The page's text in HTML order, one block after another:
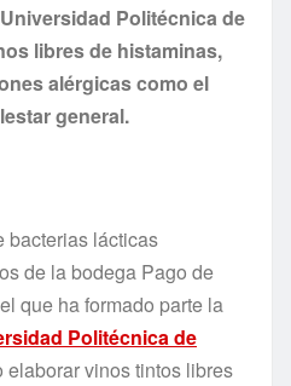
Politécnica de
libres de histaminas,
alérgicas como el
general.
bacterias lácticas
de la bodega Pago de
que ha formado parte la
Politécnica de
elaborar vinos tintos libres